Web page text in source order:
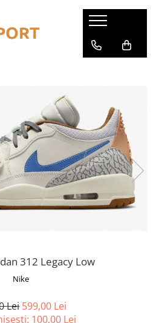
312 Legacy Low
Nike
Lei 599,00 Lei
100,00 Lei